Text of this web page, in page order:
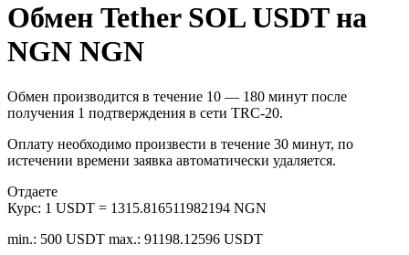
Обмен Tether SOL USDT на
NGN NGN
Обмен производится в течение 10 — 180 минут после
получения 1 подтверждения в сети TRC-20.
Оплату необходимо произвести в течение 30 минут, по
истечении времени заявка автоматически удаляется.
Отдаете
Курс: 1 USDT = 1315.816511982194 NGN
min.: 500 USDT max.: 91198.12596 USDT